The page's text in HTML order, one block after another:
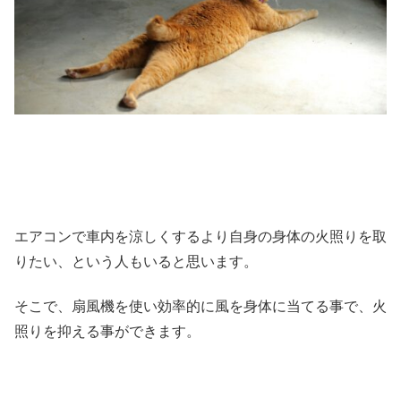
エアコンで車内を涼しくするより自身の身体の火照りを取
りたい、という人もいると思います。
そこで、扇風機を使い効率的に風を身体に当てる事で、火
照りを抑える事ができます。